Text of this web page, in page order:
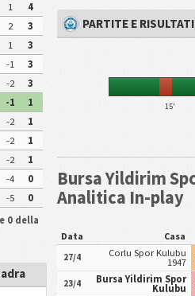
1
4
2
3
1
3
-1
3
-2
3
-1
1
-2
1
-2
1
-2
1
-4
0
-5
0
0 della
PARTITE E RISULTATI
15'
Bursa Yildirim
Analitica In-play
Data Casa
27/4
Corlu Spor Kulubu
1947
23/4
Bursa Yildirim Spor
Kulubu